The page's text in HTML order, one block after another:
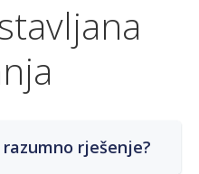
rješenje?